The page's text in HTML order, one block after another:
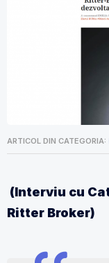
ARTICOL DIN CATEGORIA:
(Interviu cu
Ritter Broker)